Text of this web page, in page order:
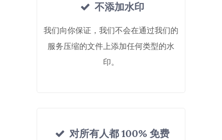
不添加水印
我们向你保证，我们不会在通过我们的
服务压缩的文件上添加任何类型的水
印。
对所有人都 100% 免费